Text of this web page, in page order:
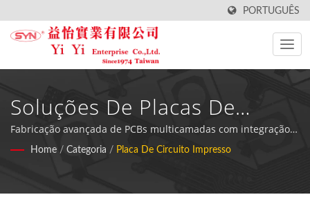
PORTUGUÊS
Soluções De Placas De
Circuito Rígidas Premium
Fabricação avançada de PCBs multicamadas com integração
de interruptores de cúpula metálica e acabamento em ouro
Home / Categoria / Placa De Circuito Impresso